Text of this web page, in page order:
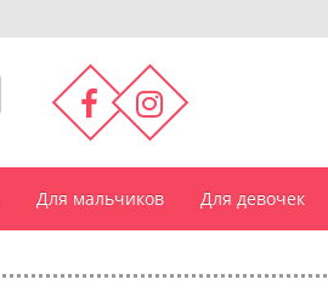
Для мальчиков Для девочек